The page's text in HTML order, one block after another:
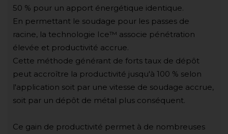
50 % pour un apport énergétique identique.
En permettant le soudage pour les passes de
racine, la technologie Ice™ associe pénétration
élevée et productivité accrue.
Cette méthode générant de forts taux de dépôt
peut accroître la productivité jusqu'à 100 % selon
l'application soit par une vitesse de soudage accrue,
soit par un dépôt de métal plus conséquent.
Ce gain de productivité permet à de nombreuses